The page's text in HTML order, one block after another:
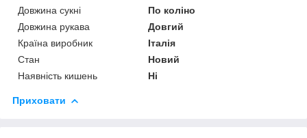
Довжина сукні
По коліно
Довжина рукава
Довгий
Країна виробник
Італія
Стан
Новий
Наявність кишень
Ні
Приховати